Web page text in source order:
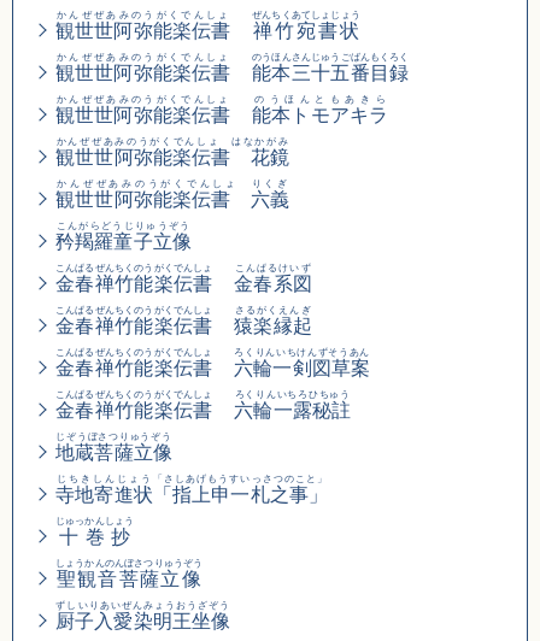
観世世阿弥能楽伝書
かんぜぜあみのうがくでんしょ
禅竹宛書状
ぜんちくあてしょじょう
観世世阿弥能楽伝書
かんぜぜあみのうがくでんしょ
能本三十五番目録
のうほんさんじゅうごばんもくろく
観世世阿弥能楽伝書
かんぜぜあみのうがくでんしょ
能本トモアキラ
のうほんともあきら
観世世阿弥能楽伝書 花鏡
かんぜぜあみのうがくでんしょ はなかがみ
観世世阿弥能楽伝書 六義
かんぜぜあみのうがくでんしょ りくぎ
矜羯羅童子立像
こんがらどうじりゅうぞう
金春禅竹能楽伝書
こんぱるぜんちくのうがくでんしょ
金春系図
こんぱるけいず
金春禅竹能楽伝書
こんぱるぜんちくのうがくでんしょ
猿楽縁起
さるがくえんぎ
金春禅竹能楽伝書
こんぱるぜんちくのうがくでんしょ
六輪一剣図草案
ろくりんいちけんずそうあん
金春禅竹能楽伝書
こんぱるぜんちくのうがくでんしょ
六輪一露秘註
ろくりんいちろひちゅう
地蔵菩薩立像
じぞうぼさつりゅうぞう
寺地寄進状
じちきしんじょう
「指上申一札之事」
「さしあげもうすいっさつのこと」
十巻抄
じゅっかんしょう
聖観音菩薩立像
しょうかんのんぼさつりゅうぞう
厨子入愛染明王坐像
ずしいりあいぜんみょうおうざぞう